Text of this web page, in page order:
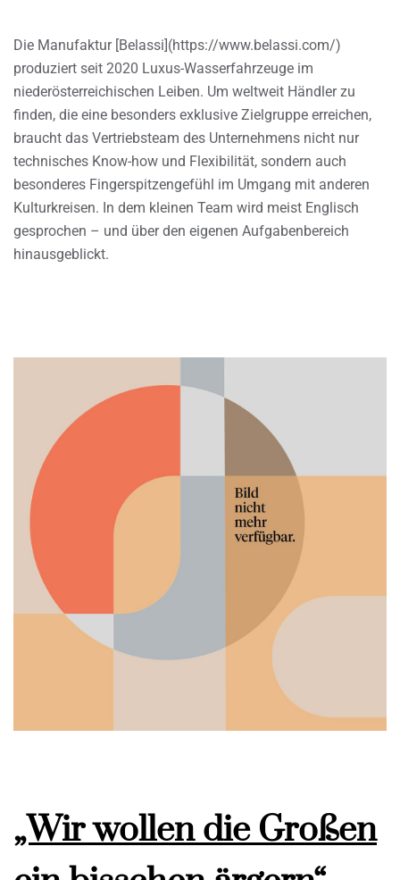
Die Manufaktur [Belassi](https://www.belassi.com/)
produziert seit 2020 Luxus-Wasserfahrzeuge im
niederösterreichischen Leiben. Um weltweit Händler zu
finden, die eine besonders exklusive Zielgruppe erreichen,
braucht das Vertriebsteam des Unternehmens nicht nur
technisches Know-how und Flexibilität, sondern auch
besonderes Fingerspitzengefühl im Umgang mit anderen
Kulturkreisen. In dem kleinen Team wird meist Englisch
gesprochen – und über den eigenen Aufgabenbereich
hinausgeblickt.
„Wir wollen die Großen